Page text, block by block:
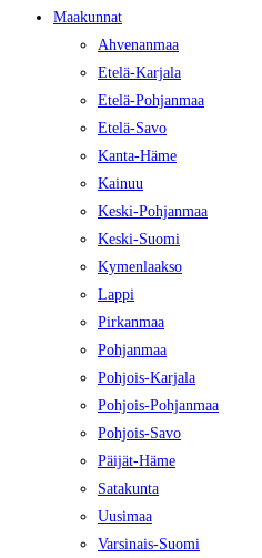
Maakunnat
Ahvenanmaa
Etelä-Karjala
Etelä-Pohjanmaa
Etelä-Savo
Kanta-Häme
Kainuu
Keski-Pohjanmaa
Keski-Suomi
Kymenlaakso
Lappi
Pirkanmaa
Pohjanmaa
Pohjois-Karjala
Pohjois-Pohjanmaa
Pohjois-Savo
Päijät-Häme
Satakunta
Uusimaa
Varsinais-Suomi